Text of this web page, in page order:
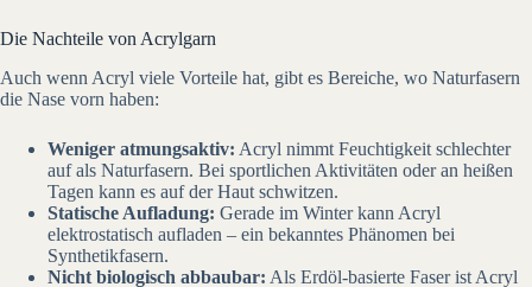
Die Nachteile von Acrylgarn
Auch wenn Acryl viele Vorteile hat, gibt es Bereiche, wo Naturfasern
die Nase vorn haben:
Weniger atmungsaktiv: Acryl nimmt Feuchtigkeit schlechter
auf als Naturfasern. Bei sportlichen Aktivitäten oder an heißen
Tagen kann es auf der Haut schwitzen.
Statische Aufladung: Gerade im Winter kann Acryl
elektrostatisch aufladen – ein bekanntes Phänomen bei
Synthetikfasern.
Nicht biologisch abbaubar: Als Erdöl-basierte Faser ist Acryl